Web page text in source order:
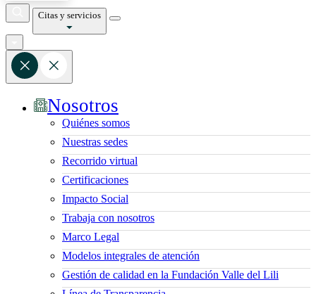
Citas y servicios
Nosotros
Quiénes somos
Nuestras sedes
Recorrido virtual
Certificaciones
Impacto Social
Trabaja con nosotros
Marco Legal
Modelos integrales de atención
Gestión de calidad en la Fundación Valle del Lili